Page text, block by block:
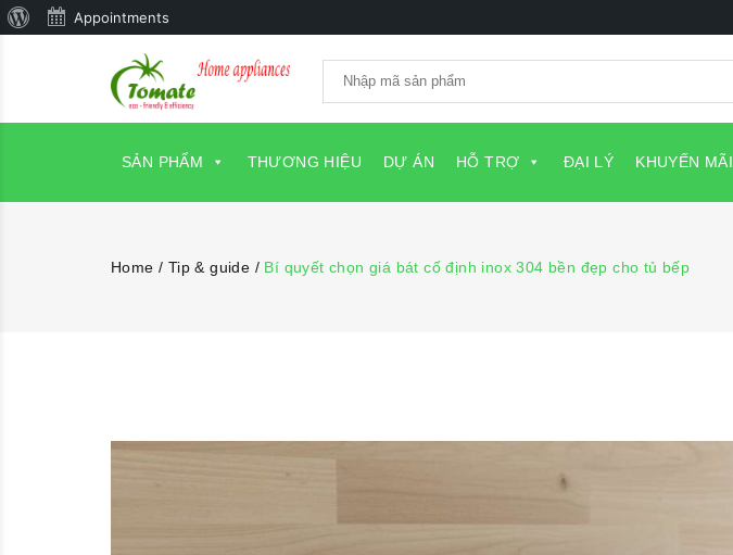
SẢN PHẨM THƯƠNG HIỆU DỰ ÁN HỖ TRỢ ĐẠI LÝ KHUYẾN MÃI
Home / Tip & guide / Bí quyết chọn giá bát cố định inox 304 bền đẹp cho tủ bếp
Giới
WordPress
Appointments